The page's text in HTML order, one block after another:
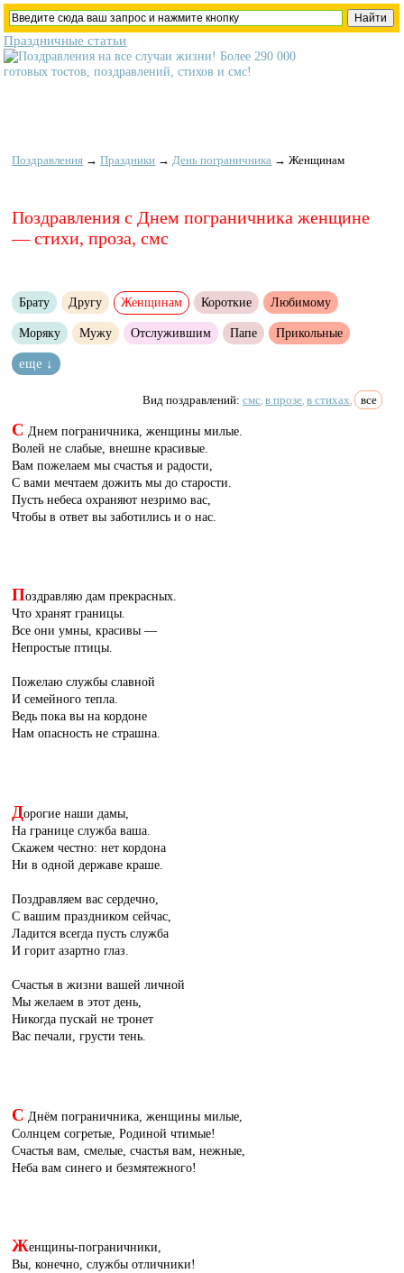
Праздничные статьи
Поздравления →Праздники → День пограничника →Женщинам
Поздравления с Днем пограничника женщине
— стихи, проза, смс
Брату Другу Женщинам Короткие Любимому
Моряку Мужу Отслужившим Папе Прикольные
еще ↓
Вид поздравлений:смс в прозе в стихах все
С Днем пограничника, женщины милые.
Волей не слабые, внешне красивые.
Вам пожелаем мы счастья и радости,
С вами мечтаем дожить мы до старости.
Пусть небеса охраняют незримо вас,
Чтобы в ответ вы заботились и о нас.
Поздравляю дам прекрасных.
Что хранят границы.
Все они умны, красивы —
Непростые птицы.
Пожелаю службы славной
И семейного тепла.
Ведь пока вы на кордоне
Нам опасность не страшна.
Дорогие наши дамы,
На границе служба ваша.
Скажем честно: нет кордона
Ни в одной державе краше.
Поздравляем вас сердечно,
С вашим праздником сейчас,
Ладится всегда пусть служба
И горит азартно глаз.
Счастья в жизни вашей личной
Мы желаем в этот день,
Никогда пускай не тронет
Вас печали, грусти тень.
С Днём пограничника, женщины милые,
Солнцем согретые, Родиной чтимые!
Счастья вам, смелые, счастья вам, нежные,
Неба вам синего и безмятежного!
Женщины-пограничники,
Вы, конечно, службы отличники!